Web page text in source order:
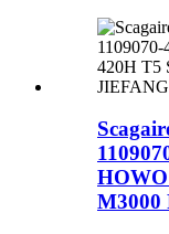
M3000